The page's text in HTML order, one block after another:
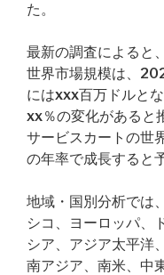
た。
最新の調査によると
世界市場規模は、
にはxxx百万ドルと
xx％の変化があると
サービスカートの世
の年率で成長すると
地域・国別分析では
シコ、ヨーロッパ、
シア、アジア太平洋
南アジア、南米、中